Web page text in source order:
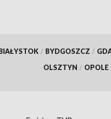
/ BYDGOSZCZ /
OLSZTYN / OPOLE